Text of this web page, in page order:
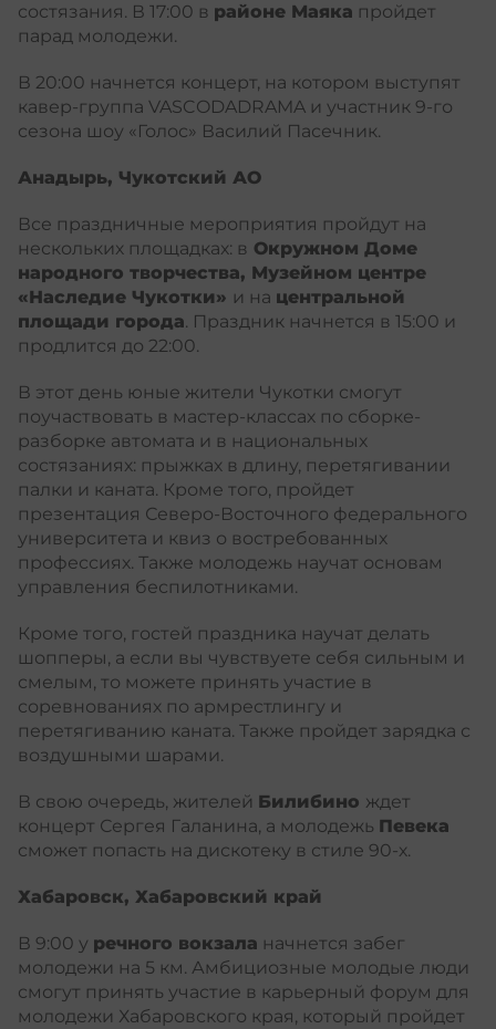
состязания. В 17:00 в районе Маяка пройдет
парад молодежи.
В 20:00 начнется концерт, на котором выступят
кавер-группа VASCODADRAMA и участник 9-го
сезона шоу «Голос» Василий Пасечник.
Анадырь, Чукотский АО
Все праздничные мероприятия пройдут на
нескольких площадках: в Окружном Доме
народного творчества, Музейном центре
«Наследие Чукотки» и на центральной
площади города. Праздник начнется в 15:00 и
продлится до 22:00.
В этот день юные жители Чукотки смогут
поучаствовать в мастер-классах по сборке-
разборке автомата и в национальных
состязаниях: прыжках в длину, перетягивании
палки и каната. Кроме того, пройдет
презентация Северо-Восточного федерального
университета и квиз о востребованных
профессиях. Также молодежь научат основам
управления беспилотниками.
Кроме того, гостей праздника научат делать
шопперы, а если вы чувствуете себя сильным и
смелым, то можете принять участие в
соревнованиях по армрестлингу и
перетягиванию каната. Также пройдет зарядка с
воздушными шарами.
В свою очередь, жителей Билибино ждет
концерт Сергея Галанина, а молодежь Певека
сможет попасть на дискотеку в стиле 90-х.
Хабаровск, Хабаровский край
В 9:00 у речного вокзала начнется забег
молодежи на 5 км. Амбициозные молодые люди
смогут принять участие в карьерный форум для
молодежи Хабаровского края, который пройдет